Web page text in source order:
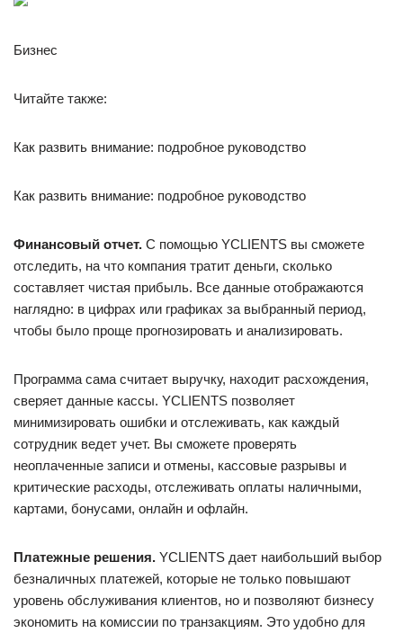
Бизнес
Читайте также:
Как развить внимание: подробное руководство
Как развить внимание: подробное руководство
Финансовый отчет. С помощью YCLIENTS вы сможете
отследить, на что компания тратит деньги, сколько
составляет чистая прибыль. Все данные отображаются
наглядно: в цифрах или графиках за выбранный период,
чтобы было проще прогнозировать и анализировать.
Программа сама считает выручку, находит расхождения,
сверяет данные кассы. YCLIENTS позволяет
минимизировать ошибки и отслеживать, как каждый
сотрудник ведет учет. Вы сможете проверять
неоплаченные записи и отмены, кассовые разрывы и
критические расходы, отслеживать оплаты наличными,
картами, бонусами, онлайн и офлайн.
Платежные решения. YCLIENTS дает наибольший выбор
безналичных платежей, которые не только повышают
уровень обслуживания клиентов, но и позволяют бизнесу
экономить на комиссии по транзакциям. Это удобно для